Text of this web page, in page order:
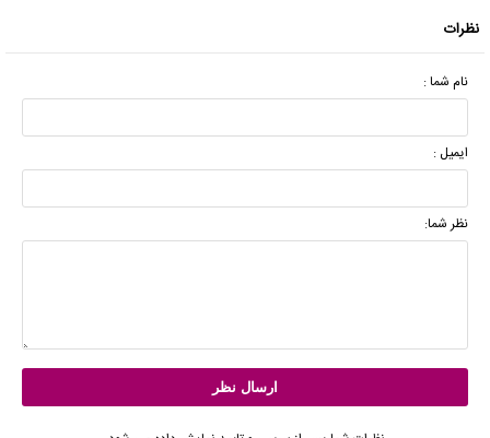
نظرات
نام شما :
ایمیل :
نظر شما: